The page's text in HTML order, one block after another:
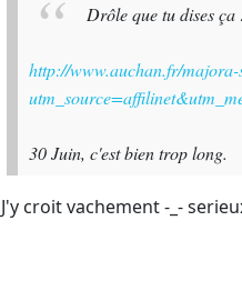
Drôle que tu dises
http://www.auchan.fr/
30 Juin, c'est bien trop long.
J'y croit vachement -_-